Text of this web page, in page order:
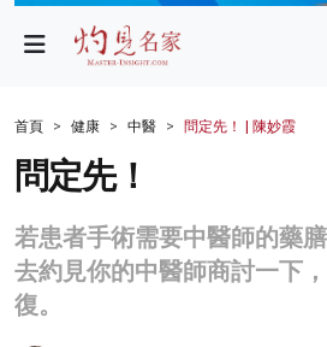
財經
生活
商業
科技
首頁 健康 中醫 問定先！ | 陳妙霞
問定先！
若患者手術需要中醫師的藥
去約見你的中醫師商討一下
復。